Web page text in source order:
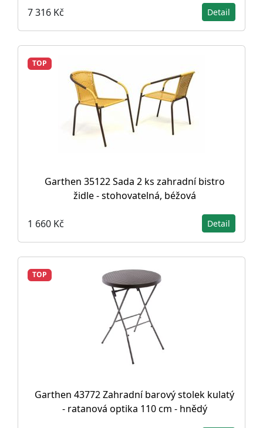
7 316 Kč Detail
TOP
Garthen 35122 Sada 2 ks zahradní bistro
židle - stohovatelná, béžová
1 660 Kč Detail
TOP
Garthen 43772 Zahradní barový stolek kulatý
- ratanová optika 110 cm - hnědý